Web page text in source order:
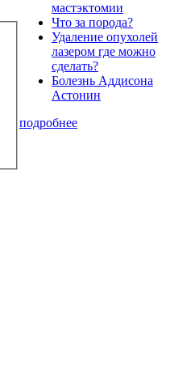
мастэктомии
Что за порода?
Удаление опухолей
лазером где можно
сделать?
Болезнь Аддисона
Астонин
подробнее